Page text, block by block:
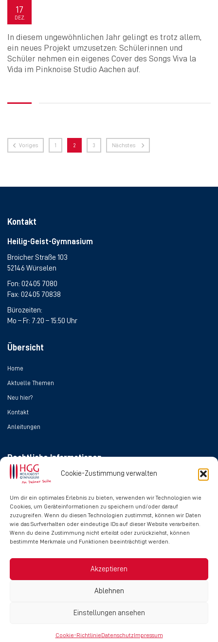
Cookie-Zustimmung verwalten
Um dir ein optimales Erlebnis zu bieten, verwenden wir Technologien wie
Cookies, um Geräteinformationen zu speichern und/oder darauf
zuzugreifen. Wenn du diesen Technologien zustimmst, können wir Daten
wie das Surfverhalten oder eindeutige IDs auf dieser Website verarbeiten.
Wenn du deine Zustimmung nicht erteilst oder zurückziehst, können
bestimmte Merkmale und Funktionen beeinträchtigt werden.
Akzeptieren
Ablehnen
Einstellungen ansehen
Cookie-RichtlinieDatenschutzImpressum
17
DEZ.
In diesem ungewöhnlichen Jahr gelingt es trotz allem,
ein neues Projekt umzusetzen: Schülerinnen und
Schüler nehmen ein eigenes Cover des Songs Viva la
Vida im Pinknoise Studio Aachen auf.
Voriges 1 2 3 Nächstes
Kontakt
Heilig-Geist-Gymnasium
Broicher Straße 103
52146 Würselen
Fon: 02405 7080
Fax: 02405 70838
Bürozeiten:
Mo – Fr: 7:20 – 15:50 Uhr
Übersicht
Home
Aktuelle Themen
Neu hier?
Kontakt
Anleitungen
Rechtliche Informationen
Impressum
Cookie-Richtlinie
Social Media
Copyright © 2024 Heilig-Geist-Gymnasium